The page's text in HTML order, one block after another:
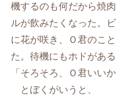
機するのも何だから焼
ルが飲みたくなった。
に花が咲き、Ｏ君のこ
た。待機にもホドがある
「そろそろ、Ｏ君いいか
とぼくがいうと、